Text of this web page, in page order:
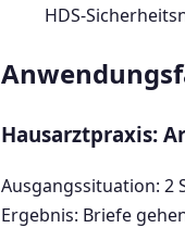
HDS-
Hausarztpraxis:
Ausgangssituation: 2
Ergebnis: Briefe